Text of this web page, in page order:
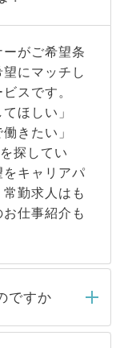
がご希望条
にマッチし
スです。
ほしい」
きたい」
探してい
キャリアパ
勤求人はも
仕事紹介も
ですか
担当者がご